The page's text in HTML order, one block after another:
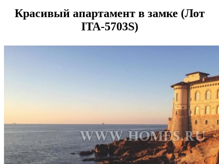
Красивый апартамент в замке (Лот
ITA-5703S)